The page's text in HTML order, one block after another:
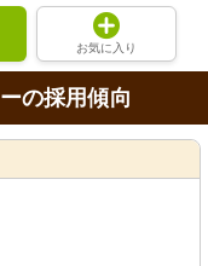
お気に入り
の採用傾向